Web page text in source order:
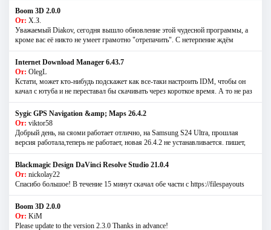
Boom 3D 2.0.0
От: Х.З.
Уважаемый Diakov, сегодня вышло обновление этой чудесной программы, а
кроме вас её никто не умеет грамотно "отрепачить". С нетерпение ждём
Internet Download Manager 6.43.7
От: OlegL
Кстати, может кто-нибудь подскажет как все-таки настроить IDM, чтобы он
качал с ютуба и не переставал бы скачивать через короткое время. А то не раз
Sygic GPS Navigation &amp; Maps 26.4.2
От: viktor58
Добрый день, на сяоми работает отлично, на Samsung S24 Ultra, прошлая
версия работала,теперь не работает, новая 26.4.2 не устанавливается. пишет,
Blackmagic Design DaVinci Resolve Studio 21.0.4
От: nickolay22
Спасибо большое! В течение 15 минут скачал обе части с https://filespayouts
Boom 3D 2.0.0
От: KiM
Please update to the version 2.3.0 Thanks in advance!